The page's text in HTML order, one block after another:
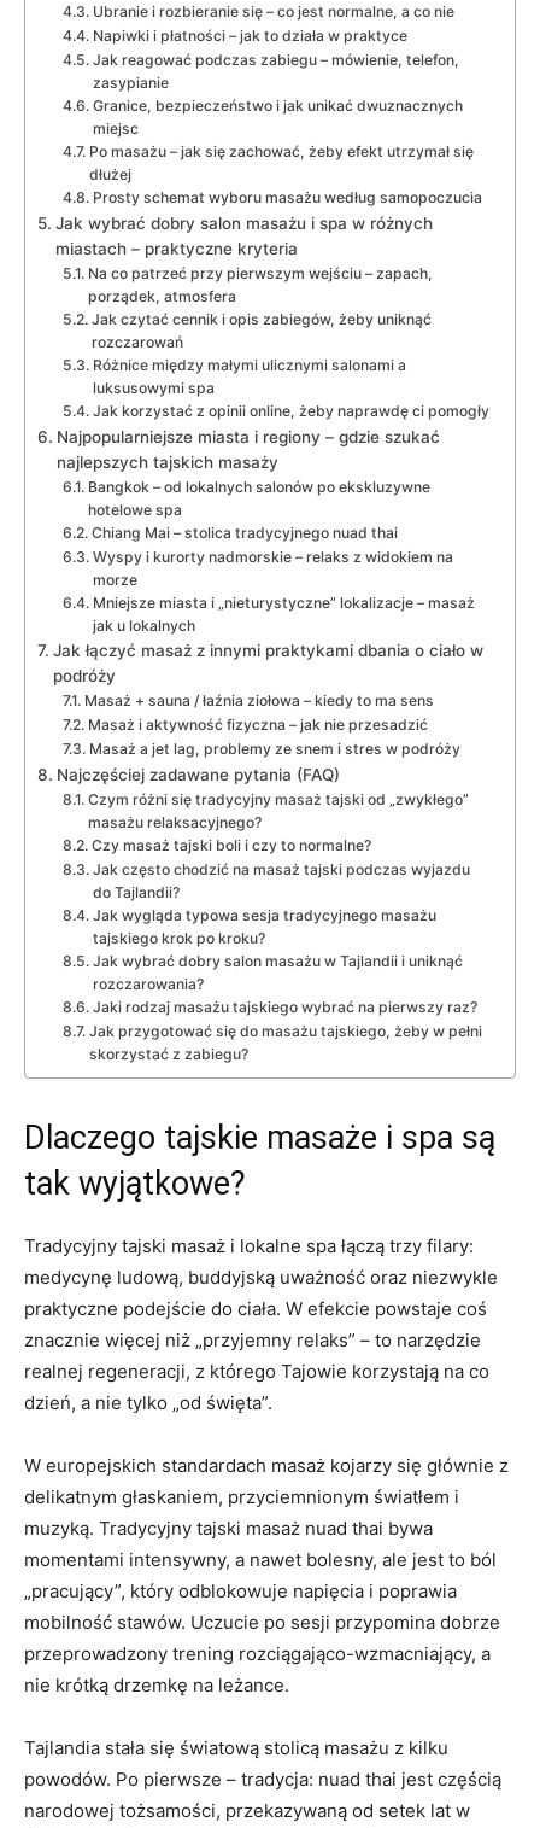
Ubranie i rozbieranie się – co jest normalne, a co nie
Napiwki i płatności – jak to działa w praktyce
Jak reagować podczas zabiegu – mówienie, telefon,
zasypianie
Granice, bezpieczeństwo i jak unikać dwuznacznych
miejsc
Po masażu – jak się zachować, żeby efekt utrzymał się
dłużej
Prosty schemat wyboru masażu według samopoczucia
Jak wybrać dobry salon masażu i spa w różnych
miastach – praktyczne kryteria
Na co patrzeć przy pierwszym wejściu – zapach,
porządek, atmosfera
Jak czytać cennik i opis zabiegów, żeby uniknąć
rozczarowań
Różnice między małymi ulicznymi salonami a
luksusowymi spa
Jak korzystać z opinii online, żeby naprawdę ci pomogły
Najpopularniejsze miasta i regiony – gdzie szukać
najlepszych tajskich masaży
Bangkok – od lokalnych salonów po ekskluzywne
hotelowe spa
Chiang Mai – stolica tradycyjnego nuad thai
Wyspy i kurorty nadmorskie – relaks z widokiem na
morze
Mniejsze miasta i „nieturystyczne” lokalizacje – masaż
jak u lokalnych
Jak łączyć masaż z innymi praktykami dbania o ciało w
podróży
Masaż + sauna / łaźnia ziołowa – kiedy to ma sens
Masaż i aktywność fizyczna – jak nie przesadzić
Masaż a jet lag, problemy ze snem i stres w podróży
Najczęściej zadawane pytania (FAQ)
Czym różni się tradycyjny masaż tajski od „zwykłego”
masażu relaksacyjnego?
Czy masaż tajski boli i czy to normalne?
Jak często chodzić na masaż tajski podczas wyjazdu
do Tajlandii?
Jak wygląda typowa sesja tradycyjnego masażu
tajskiego krok po kroku?
Jak wybrać dobry salon masażu w Tajlandii i uniknąć
rozczarowania?
Jaki rodzaj masażu tajskiego wybrać na pierwszy raz?
Jak przygotować się do masażu tajskiego, żeby w pełni
skorzystać z zabiegu?
Dlaczego tajskie masaże i spa są
tak wyjątkowe?
Tradycyjny tajski masaż i lokalne spa łączą trzy filary:
medycynę ludową, buddyjską uważność oraz niezwykle
praktyczne podejście do ciała. W efekcie powstaje coś
znacznie więcej niż „przyjemny relaks” – to narzędzie
realnej regeneracji, z którego Tajowie korzystają na co
dzień, a nie tylko „od święta”.
W europejskich standardach masaż kojarzy się głównie z
delikatnym głaskaniem, przyciemnionym światłem i
muzyką. Tradycyjny tajski masaż nuad thai bywa
momentami intensywny, a nawet bolesny, ale jest to ból
„pracujący”, który odblokowuje napięcia i poprawia
mobilność stawów. Uczucie po sesji przypomina dobrze
przeprowadzony trening rozciągająco-wzmacniający, a
nie krótką drzemkę na leżance.
Tajlandia stała się światową stolicą masażu z kilku
powodów. Po pierwsze – tradycja: nuad thai jest częścią
narodowej tożsamości, przekazywaną od setek lat w